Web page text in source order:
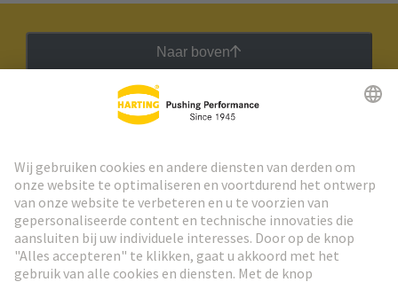
Naar boven
Ga naar registratie